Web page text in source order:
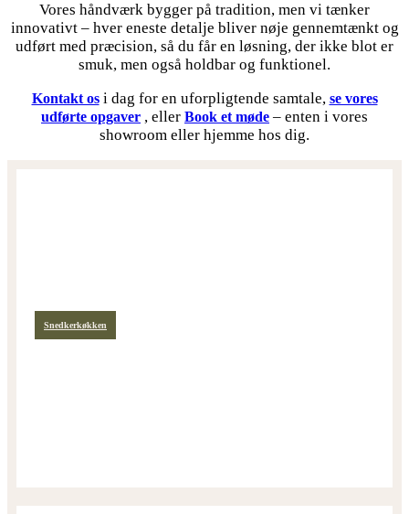
Vores håndværk bygger på tradition, men vi tænker
innovativt – hver eneste detalje bliver nøje gennemtænkt og
udført med præcision, så du får en løsning, der ikke blot er
smuk, men også holdbar og funktionel.
Kontakt osi dag for en uforpligtende samtale, se vores
udførte opgaver , eller Book et møde – enten i vores
showroom eller hjemme hos dig.
Snedkerkøkken